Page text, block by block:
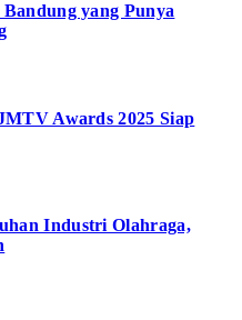
yang Punya
Awards 2025 Siap
Industri Olahraga,